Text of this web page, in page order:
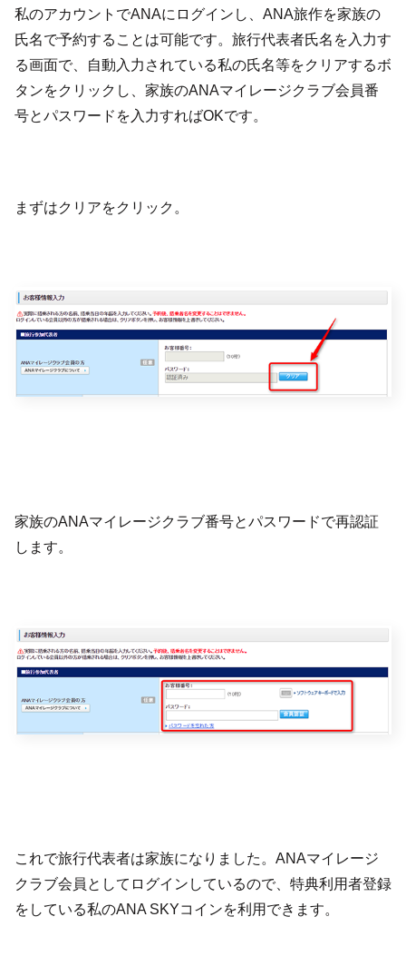
私のアカウントでANAにログインし、ANA旅作を家族の
氏名で予約することは可能です。旅行代表者氏名を入力す
る画面で、自動入力されている私の氏名等をクリアするボ
タンをクリックし、家族のANAマイレージクラブ会員番
号とパスワードを入力すればOKです。
まずはクリアをクリック。
家族のANAマイレージクラブ番号とパスワードで再認証
します。
これで旅行代表者は家族になりました。ANAマイレージ
クラブ会員としてログインしているので、特典利用者登録
をしている私のANA SKYコインを利用できます。